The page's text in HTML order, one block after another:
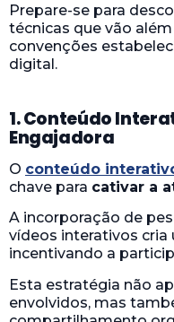
Prepare-se para
técnicas que vão
convenções
digital.
1. Conteúdo
Engajadora
O conteúdo
chave para cativar a
A incorporação de
vídeos interativos cria
incentivando a
Esta estratégia não
envolvidos, mas